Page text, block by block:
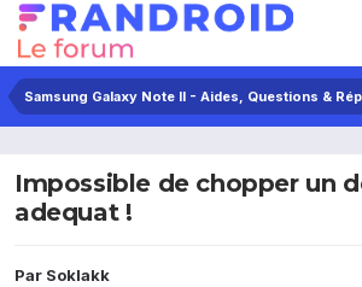
Samsung Galaxy Note II - Aides, Questions &
Impossible de chopper un
adequat !
Par Soklakk